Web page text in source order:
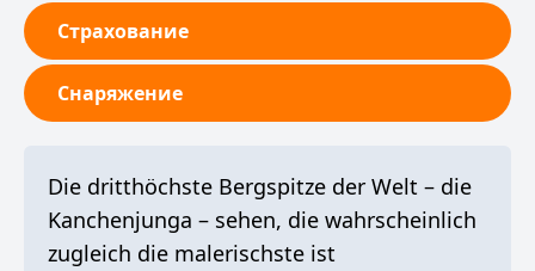
Страхование
Снаряжение
Die dritthöchste Bergspitze der Welt – die
Kanchenjunga – sehen, die wahrscheinlich
zugleich die malerischste ist